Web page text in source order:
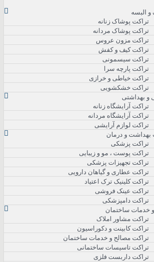
پوشاک زنانه
پوشاک مردانه
مزون عروس
کیف و کفش
سیسمونی
پارچه سرا
خیاطی و خرازی
خشکشویی
آرایشگاه زنانه
آرایشگاه مردانه
لوازم آرایشی
و درمان
پزشکی
پوست ، مو و زیبایی
تجهیزات پزشکی
عطاری و گیاهان دارویی
کلینیک ترک اعتیاد
عینک فروشی
دامپزشکی
ساختمان
مشاور املاک
کابینت و دکوراسیون
مصالح و خدمات ساختمان
تاسیسات ساختمانی
داربست فلزی